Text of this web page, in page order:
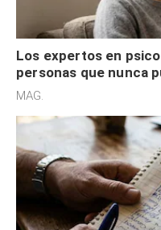
Los expertos en
personas que nunca
redes sociales no
MAG.